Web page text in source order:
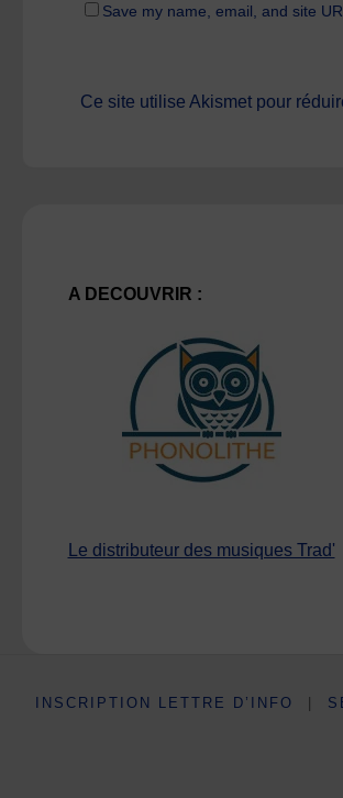
Save my name, email, and site
Ce site utilise Akismet pour
A DECOUVRIR :
Le distributeur des musiques Trad'
INSCRIPTION LETTRE D’INFO |